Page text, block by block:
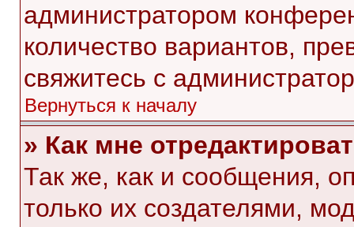
администратором
количество вариантов,
свяжитесь с
Вернуться к началу
» Как мне
Так же, как и сообщения,
только их создателями,